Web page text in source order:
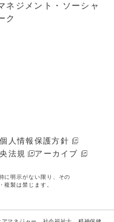
ネジメント・ソーシャ
ク
個人情報保護方針
法規 アーカイブ
に明示がない限り、その
複製は禁じます。